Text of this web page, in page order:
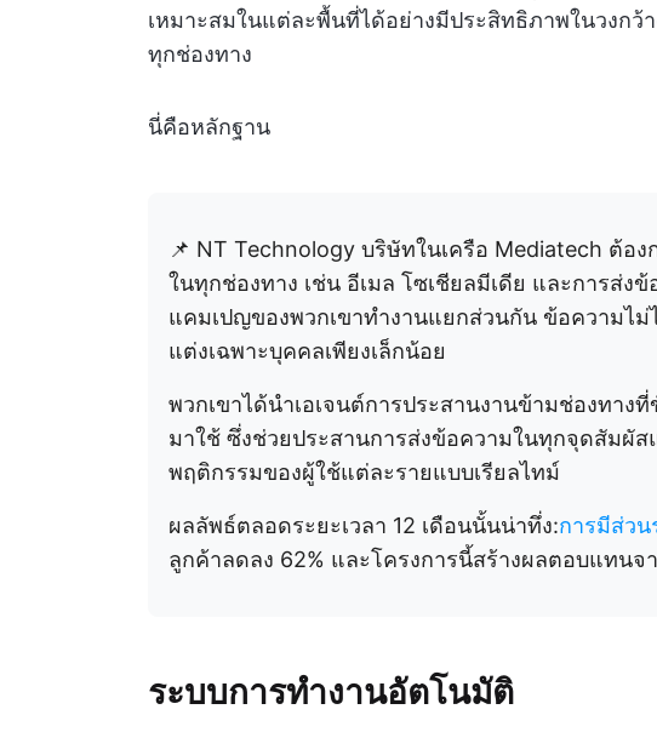
เหมาะสมในแต่ละพื้นที่ได้อย่างมีประสิทธิภาพในวงก
ทุกช่องทาง
นี่คือหลักฐาน
📌 NT Technology บริษัทในเครือ Mediatech ต้อ
ในทุกช่องทาง เช่น อีเมล โซเชียลมีเดีย และการส่ง
แคมเปญของพวกเขาทำงานแยกส่วนกัน ข้อความไ
แต่งเฉพาะบุคคลเพียงเล็กน้อย
พวกเขาได้นำเอเจนต์การประสานงานข้ามช่องทาง
มาใช้ ซึ่งช่วยประสานการส่งข้อความในทุกจุดสัมผัส
พฤติกรรมของผู้ใช้แต่ละรายแบบเรียลไทม์
ผลลัพธ์ตลอดระยะเวลา 12 เดือนนั้นน่าทึ่ง:การมีส่วน
ลูกค้าลดลง 62% และโครงการนี้สร้างผลตอบแทนจ
ระบบการทำงานอัตโนมัติ